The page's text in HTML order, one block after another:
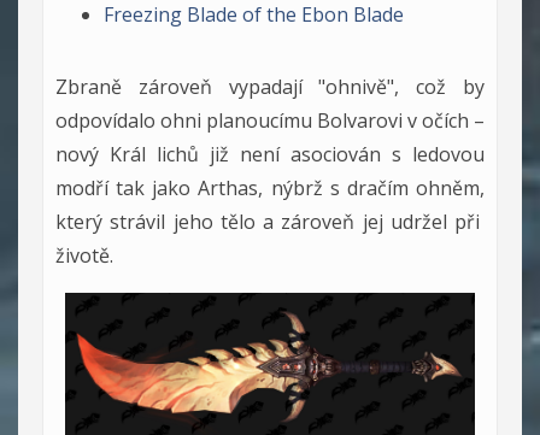
Freezing Blade of the Ebon Blade
Zbraně zároveň vypadají "ohnivě", což by
odpovídalo ohni planoucímu Bolvarovi v očích –
nový Král lichů již není asociován s ledovou
modří tak jako Arthas, nýbrž s dračím ohněm,
který strávil jeho tělo a zároveň jej udržel při
životě.